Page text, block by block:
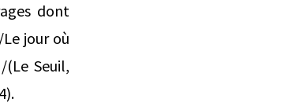
dont
jour où
(Le Seuil,